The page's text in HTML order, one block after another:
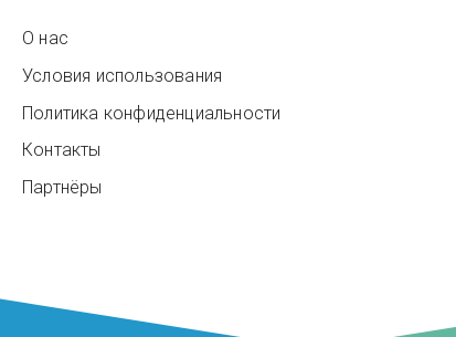
О нас
Условия использования
Политика конфиденциальности
Контакты
Партнёры